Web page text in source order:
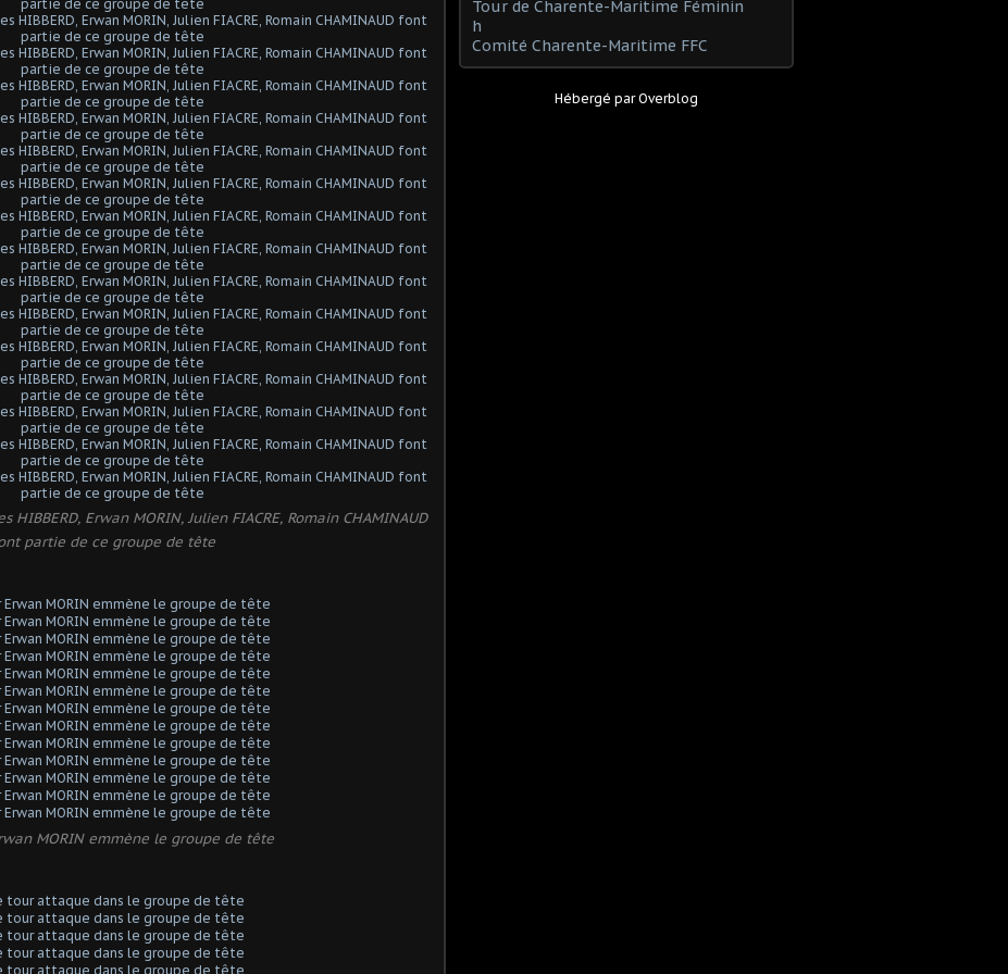
HIBBERD, Erwan MORIN, Julien FIACRE, Romain CHAMINAUD
partie de ce groupe de tête
MORIN emmène le groupe de tête
Tour de Charente-Maritime Féminin
h
Comité Charente-Maritime FFC
Hébergé parOverblog